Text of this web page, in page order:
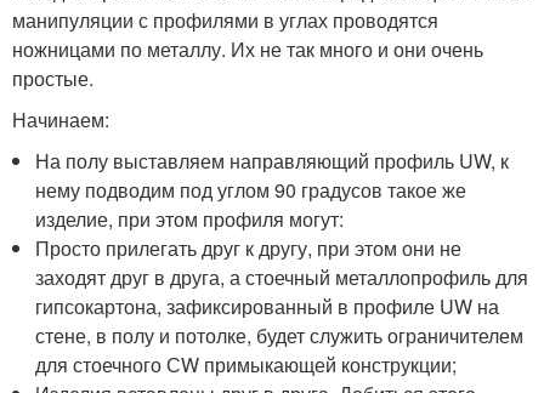
манипуляции с профилями в углах проводятся
ножницами по металлу. Их не так много и они очень
простые.
Начинаем:
На полу выставляем направляющий профиль UW, к
нему подводим под углом 90 градусов такое же
изделие, при этом профиля могут:
Просто прилегать друг к другу, при этом они не
заходят друг в друга, а стоечный металлопрофиль для
гипсокартона, зафиксированный в профиле UW на
стене, в полу и потолке, будет служить ограничителем
для стоечного СW примыкающей конструкции;